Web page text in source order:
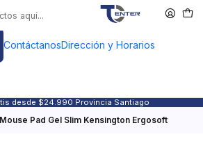
ContáctanosDirección y Horarios
desde $24.990 Provincia Santiago
Mouse Pad Gel Slim Kensington Ergosoft